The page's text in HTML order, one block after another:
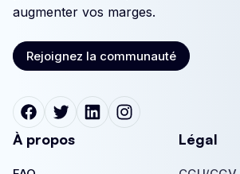
augmenter vos marges.
Rejoignez la communauté
Rejoignez la communauté
À propos Légal